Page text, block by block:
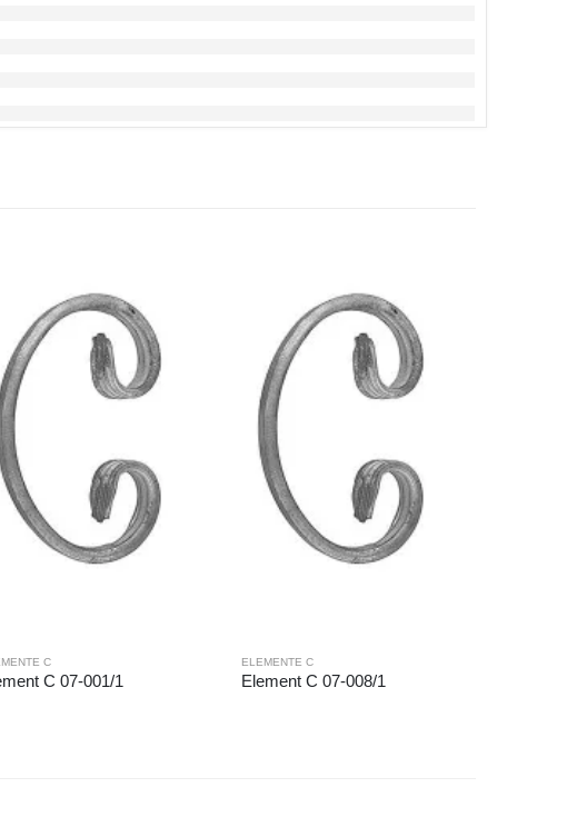
C
C 07-001/1
ELEMENTE C
Element C 07-008/1